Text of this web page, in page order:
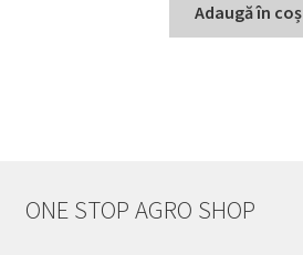
Adaugă în coș
ONE STOP AGRO SHOP